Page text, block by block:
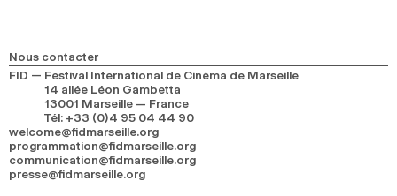
Nous contacter
FID — Festival International de Cinéma de Marseille
14 allée Léon Gambetta
13001 Marseille — France
Tél: +33 (0)4 95 04 44 90
welcome@fidmarseille.org
programmation@fidmarseille.org
communication@fidmarseille.org
presse@fidmarseille.org